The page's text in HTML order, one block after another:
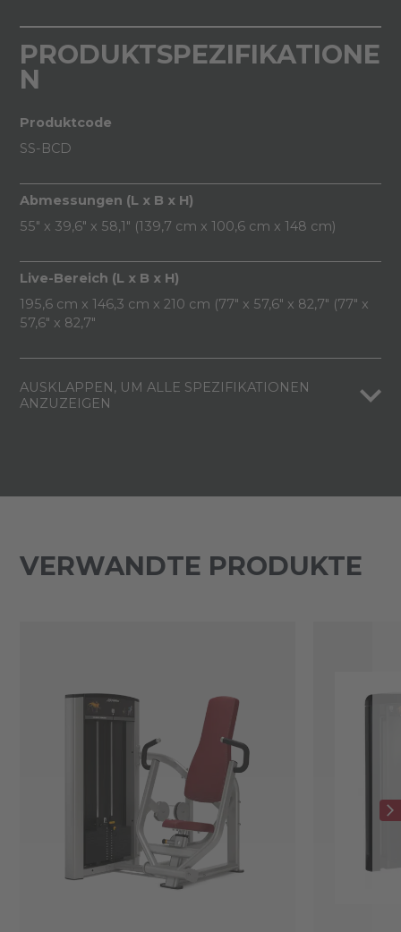
PRODUKTSPEZIFIKATIONE
N
Produktcode
SS-BCD
Abmessungen (L x B x H)
55" x 39,6" x 58,1" (139,7 cm x 100,6 cm x 148 cm)
Live-Bereich (L x B x H)
195,6 cm x 146,3 cm x 210 cm (77" x 57,6" x 82,7" (77" x
57,6" x 82,7"
AUSKLAPPEN, UM ALLE SPEZIFIKATIONEN
ANZUZEIGEN
VERWANDTE PRODUKTE